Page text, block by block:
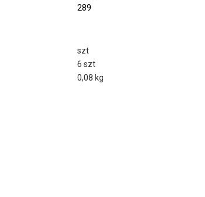
289
szt
6 szt
0,08 kg